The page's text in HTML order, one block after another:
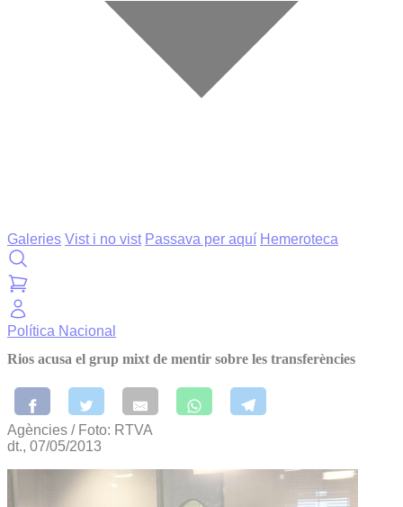
Galeries Vist i no vist Passava per aquí Hemeroteca
Política Nacional
Rios acusa el grup mixt de mentir sobre les transferències
Agències / Foto: RTVA
dt., 07/05/2013